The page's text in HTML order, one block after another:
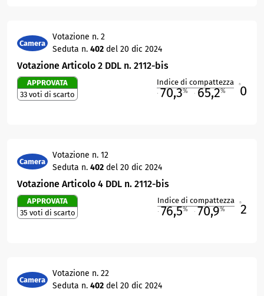
Camera
Votazione n. 2
Seduta n. 402 del 20 dic 2024
Votazione Articolo 2 DDL n. 2112-bis
APPROVATA
33 voti di scarto
Indice di compattezza
70,3% 65,2% 0
Camera
Votazione n. 12
Seduta n. 402 del 20 dic 2024
Votazione Articolo 4 DDL n. 2112-bis
APPROVATA
35 voti di scarto
Indice di compattezza
76,5% 70,9% 2
Camera
Votazione n. 22
Seduta n. 402 del 20 dic 2024